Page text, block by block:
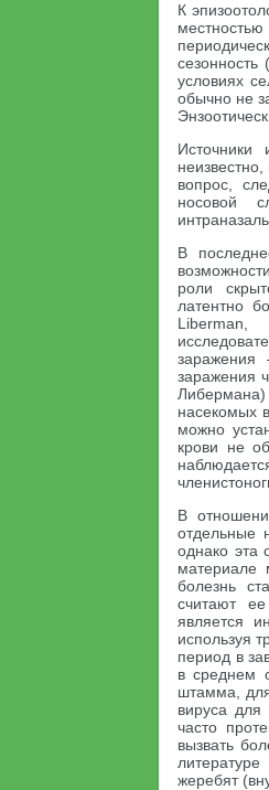
К
условиях
обычно не
вопрос,
носовой
В
роли
латентно
заражения
заражения
насекомых
можно
крови не
В
отдельные
однако эта
материале
болезнь
считают
является
используя
период в
в среднем
штамма,
вируса для
часто
вызвать
жеребят